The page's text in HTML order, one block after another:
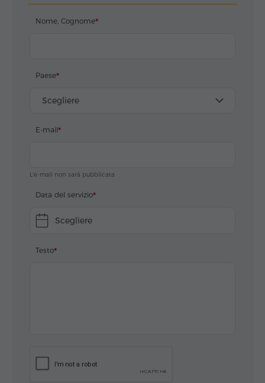
Nome, Cognome
Paese
Scegliere
E-mail
L'e-mail non sarà pubblicata
Data del servizio
Scegliere
Testo